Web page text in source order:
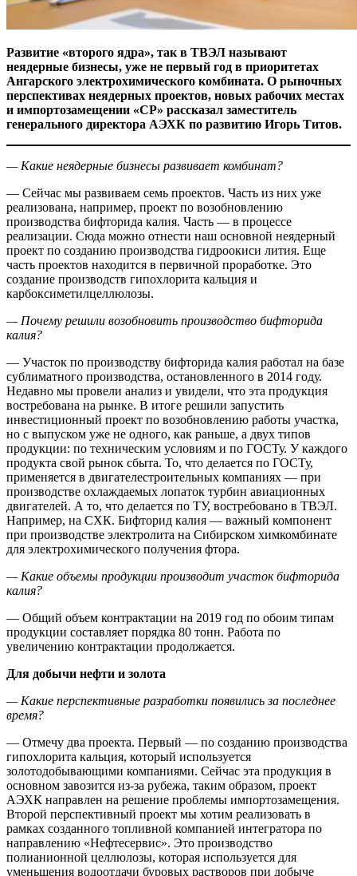
Развитие «второго ядра», так в ТВЭЛ называют
неядерные бизнесы, уже не первый год в приоритетах
Ангарского электрохимического комбината. О рыночных
перспективах неядерных проектов, новых рабочих местах
и импортозамещении «СР» рассказал заместитель
генерального директора АЭХК по развитию Игорь Титов.
— Какие неядерные бизнесы развивает комбинат?
— Сейчас мы развиваем семь проектов. Часть из них уже
реализована, например, проект по возобновлению
производства бифторида калия. Часть — в процессе
реализации. Сюда можно отнести наш основной неядерный
проект по созданию производства гидроокиси лития. Еще
часть проектов находится в первичной проработке. Это
создание производств гипохлорита кальция и
карбоксиметилцеллюлозы.
— Почему решили возобновить производство бифторида
калия?
— Участок по производству бифторида калия работал на базе
сублиматного производства, остановленного в 2014 году.
Недавно мы провели анализ и увидели, что эта продукция
востребована на рынке. В итоге решили запустить
инвестиционный проект по возобновлению работы участка,
но с выпуском уже не одного, как раньше, а двух типов
продукции: по техническим условиям и по ГОСТу. У каждого
продукта свой рынок сбыта. То, что делается по ГОСТу,
применяется в двигателестроительных компаниях — при
производстве охлаждаемых лопаток турбин авиационных
двигателей. А то, что делается по ТУ, востребовано в ТВЭЛ.
Например, на СХК. Бифторид калия — важный компонент
при производстве электролита на Сибирском химкомбинате
для электрохимического получения фтора.
— Какие объемы продукции производит участок бифторида
калия?
— Общий объем контрактации на 2019 год по обоим типам
продукции составляет порядка 80 тонн. Работа по
увеличению контрактации продолжается.
Для добычи нефти и золота
— Какие перспективные разработки появились за последнее
время?
— Отмечу два проекта. Первый — по созданию производства
гипохлорита кальция, который используется
золотодобывающими компаниями. Сейчас эта продукция в
основном завозится из-за рубежа, таким образом, проект
АЭХК направлен на решение проблемы импортозамещения.
Второй перспективный проект мы хотим реализовать в
рамках созданного топливной компанией интегратора по
направлению «Нефтесервис». Это производство
полианионной целлюлозы, которая используется для
уменьшения водоотдачи буровых растворов при добыче